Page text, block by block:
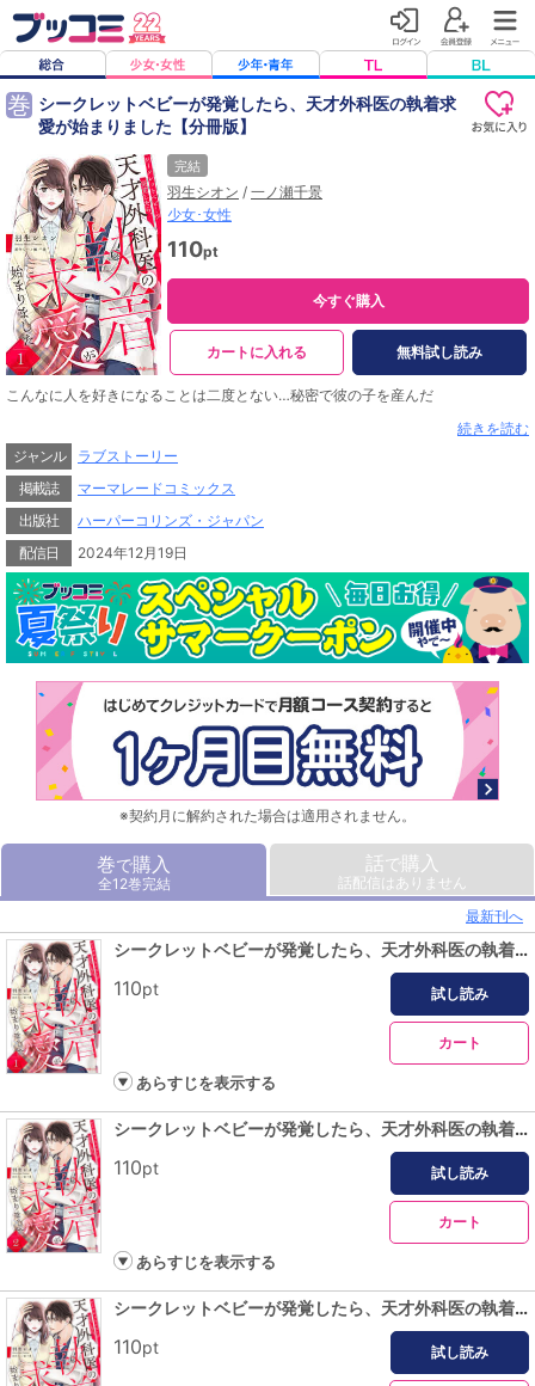
巻 シークレットベビーが発覚したら、天才外科医の執着求
愛が始まりました【分冊版】
完結
羽生シオン / 一ノ瀬千景
少女･女性
110pt
今すぐ購入
カートに入れる 無料試し読み
こんなに人を好きになることは二度とない…秘密で彼の子を産んだ
未婚で子供を育てている芹が働いている病院に新しく赴任してきた外科医、高遠
遥。彼は６年前、芹が本気で好きになった人だった。しかし、彼にとっては一時
の遊びにすぎず、妊娠に気がついたのは遥が海外留学に渡ったあとだった。捨て
たはずの芹に、再会した彼はなぜか強引に迫ってくる。「これでオレ以外の人間
に身体を見せられなくなる」あとがつくほど強いキスに、芹はとろけてしまっ
て…。
続きを読む
ジャンル
ラブストーリー
掲載誌
マーマレードコミックス
出版社
ハーパーコリンズ・ジャパン
配信日
2024年12月19日
※契約月に解約された場合は適用されません。
巻で購入
全12巻完結
話で購入
話配信はありません
最新刊へ
シークレットベビーが発覚したら、天才外科医の執着求愛が始まりました【分冊版】1話
110pt 試し読み
カート
あらすじを表示する
シークレットベビーが発覚したら、天才外科医の執着求愛が始まりました【分冊版】2話
110pt 試し読み
カート
あらすじを表示する
シークレットベビーが発覚したら、天才外科医の執着求愛が始まりました【分冊版】3話
110pt 試し読み